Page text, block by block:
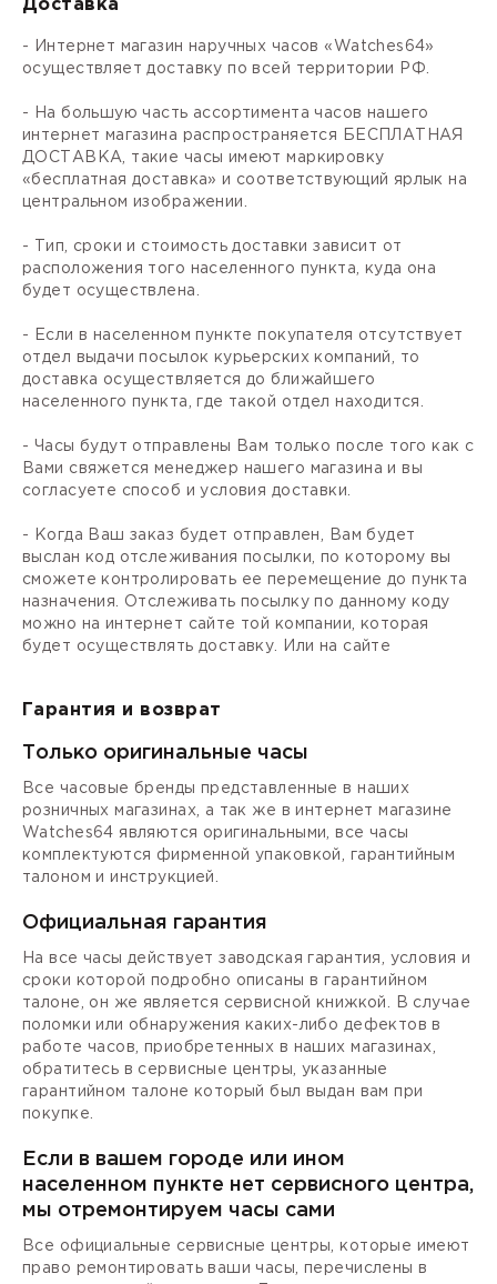
Доставка
- Интернет магазин наручных часов «Watches64»
осуществляет доставку по всей территории РФ.
- На большую часть ассортимента часов нашего
интернет магазина распространяется БЕСПЛАТНАЯ
ДОСТАВКА, такие часы имеют маркировку
«бесплатная доставка» и соответствующий ярлык на
центральном изображении.
- Тип, сроки и стоимость доставки зависит от
расположения того населенного пункта, куда она
будет осуществлена.
- Если в населенном пункте покупателя отсутствует
отдел выдачи посылок курьерских компаний, то
доставка осуществляется до ближайшего
населенного пункта, где такой отдел находится.
- Часы будут отправлены Вам только после того как с
Вами свяжется менеджер нашего магазина и вы
согласуете способ и условия доставки.
- Когда Ваш заказ будет отправлен, Вам будет
выслан код отслеживания посылки, по которому вы
сможете контролировать ее перемещение до пункта
назначения. Отслеживать посылку по данному коду
можно на интернет сайте той компании, которая
будет осуществлять доставку. Или на сайте
Гарантия и возврат
Только оригинальные часы
Все часовые бренды представленные в наших
розничных магазинах, а так же в интернет магазине
Watches64 являются оригинальными, все часы
комплектуются фирменной упаковкой, гарантийным
талоном и инструкцией.
Официальная гарантия
На все часы действует заводская гарантия, условия и
сроки которой подробно описаны в гарантийном
талоне, он же является сервисной книжкой. В случае
поломки или обнаружения каких-либо дефектов в
работе часов, приобретенных в наших магазинах,
обратитесь в сервисные центры, указанные
гарантийном талоне который был выдан вам при
покупке.
Если в вашем городе или ином
населенном пункте нет сервисного центра,
мы отремонтируем часы сами
Все официальные сервисные центры, которые имеют
право ремонтировать ваши часы, перечислены в